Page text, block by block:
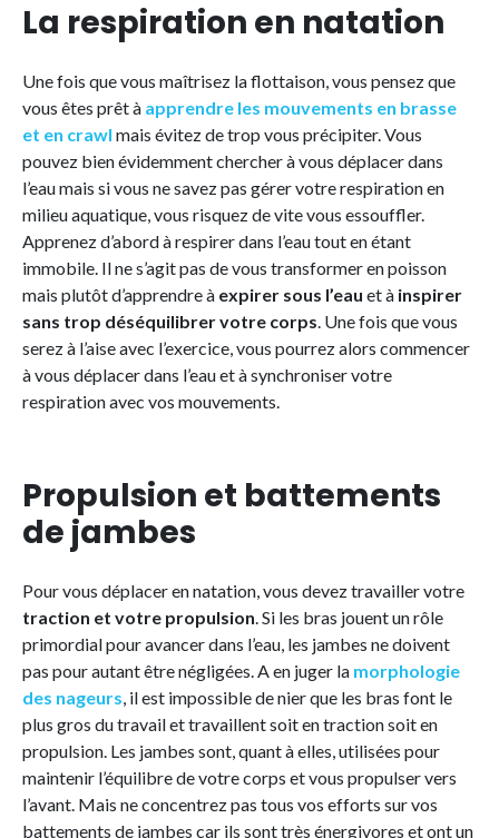
La respiration en natation
Une fois que vous maîtrisez la flottaison, vous pensez que
vous êtes prêt à apprendre les mouvements en brasse
et en crawl mais évitez de trop vous précipiter. Vous
pouvez bien évidemment chercher à vous déplacer dans
l’eau mais si vous ne savez pas gérer votre respiration en
milieu aquatique, vous risquez de vite vous essouffler.
Apprenez d’abord à respirer dans l’eau tout en étant
immobile. Il ne s’agit pas de vous transformer en poisson
mais plutôt d’apprendre à expirer sous l’eau et à inspirer
sans trop déséquilibrervotre corps. Une fois que vous
serez à l’aise avec l’exercice, vous pourrez alors commencer
à vous déplacer dans l’eau et à synchroniser votre
respiration avec vos mouvements.
Propulsion et battements
de jambes
Pour vous déplacer en natation, vous devez travailler votre
traction et votre propulsion. Si les bras jouent un rôle
primordial pour avancer dans l’eau, les jambes ne doivent
pas pour autant être négligées. A en juger la morphologie
des nageurs, il est impossible de nier que les bras font le
plus gros du travail et travaillent soit en traction soit en
propulsion. Les jambes sont, quant à elles, utilisées pour
maintenir l’équilibre de votre corps et vous propulser vers
l’avant. Mais ne concentrez pas tous vos efforts sur vos
battements de jambes car ils sont très énergivores et ont un